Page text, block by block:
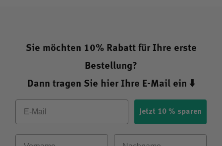
Mit Turmeric 3 (Kurkuma) von Natures Answer entscheiden
Sie sich für ein Nahrungsergänzungsmittel, das auf
Qualität und Reinheit setzt. Die Kombination aus
dieses Produkt zu einer wertvollen Ergänzung für alle, die
Sie möchten 10% Rabatt für Ihre erste
Bestellung?
Dann tragen Sie hier Ihre E-Mail ein ⬇️
Email
Jetzt 10 % sparen
Vorname Nachname